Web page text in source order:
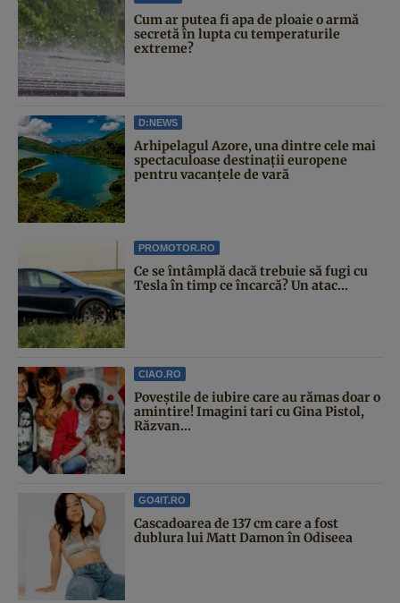
Cum ar putea fi apa de ploaie o armă
secretă în lupta cu temperaturile
extreme?
D:NEWS
Arhipelagul Azore, una dintre cele mai
spectaculoase destinații europene
pentru vacanțele de vară
PROMOTOR.RO
Ce se întâmplă dacă trebuie să fugi cu
Tesla în timp ce încarcă? Un atac...
CIAO.RO
Poveştile de iubire care au rămas doar o
amintire! Imagini tari cu Gina Pistol,
Răzvan...
GO4IT.RO
Cascadoarea de 137 cm care a fost
dublura lui Matt Damon în Odiseea